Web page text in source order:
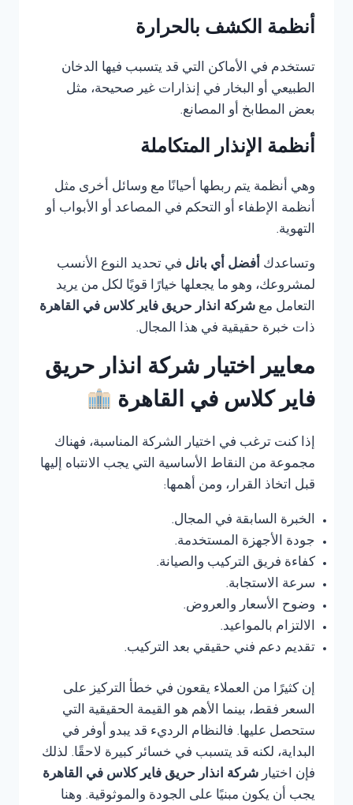
أنظمة الكشف بالحرارة
تستخدم في الأماكن التي قد يتسبب فيها الدخان
الطبيعي أو البخار في إنذارات غير صحيحة، مثل
بعض المطابخ أو المصانع.
أنظمة الإنذار المتكاملة
وهي أنظمة يتم ربطها أحيانًا مع وسائل أخرى مثل
أنظمة الإطفاء أو التحكم في المصاعد أو الأبواب أو
التهوية.
وتساعدك أفضل أي بانل في تحديد النوع الأنسب
لمشروعك، وهو ما يجعلها خيارًا قويًا لكل من يريد
التعامل مع شركة انذار حريق فاير كلاس في القاهرة
ذات خبرة حقيقية في هذا المجال.
معايير اختيار شركة انذار حريق
فاير كلاس في القاهرة
إذا كنت ترغب في اختيار الشركة المناسبة، فهناك
مجموعة من النقاط الأساسية التي يجب الانتباه إليها
قبل اتخاذ القرار، ومن أهمها:
الخبرة السابقة في المجال.
جودة الأجهزة المستخدمة.
كفاءة فريق التركيب والصيانة.
سرعة الاستجابة.
وضوح الأسعار والعروض.
الالتزام بالمواعيد.
تقديم دعم فني حقيقي بعد التركيب.
إن كثيرًا من العملاء يقعون في خطأ التركيز على
السعر فقط، بينما الأهم هو القيمة الحقيقية التي
ستحصل عليها. فالنظام الرديء قد يبدو أوفر في
البداية، لكنه قد يتسبب في خسائر كبيرة لاحقًا. لذلك
فإن اختيار شركة انذار حريق فاير كلاس في القاهرة
يجب أن يكون مبنيًا على الجودة والموثوقية. وهنا